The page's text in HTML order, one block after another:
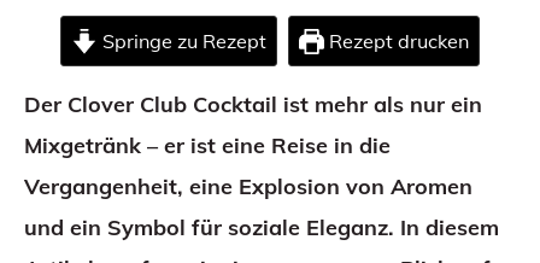
Springe zu Rezept Rezept drucken
Der Clover Club Cocktail ist mehr als nur ein
Mixgetränk – er ist eine Reise in die
Vergangenheit, eine Explosion von Aromen
und ein Symbol für soziale Eleganz. In diesem